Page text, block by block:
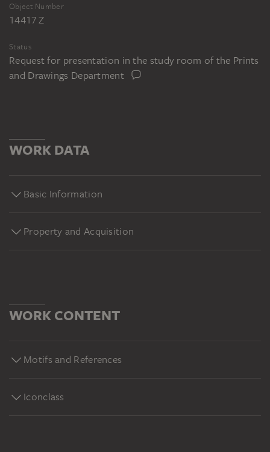
Object Number
14417 Z
Status
Request for presentation in the study room of the Prints
and Drawings Department
WORK DATA
Basic Information
Property and Acquisition
WORK CONTENT
Motifs and References
Iconclass